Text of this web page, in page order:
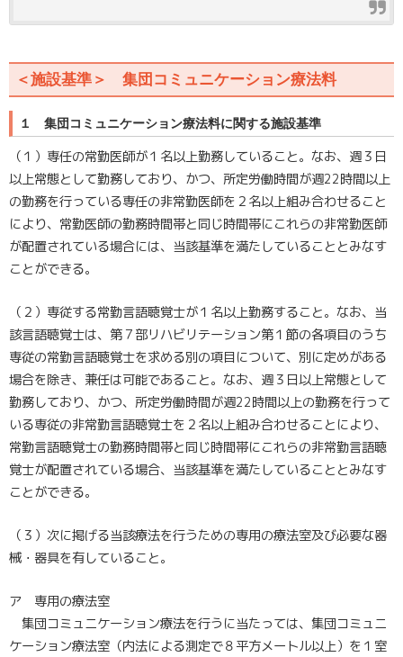
＜施設基準＞ 集団コミュニケーション療法料
１ 集団コミュニケーション療法料に関する施設基準
（１）専任の常勤医師が１名以上勤務していること。なお、週３日
以上常態として勤務しており、かつ、所定労働時間が週22時間以上
の勤務を行っている専任の非常勤医師を２名以上組み合わせること
により、常勤医師の勤務時間帯と同じ時間帯にこれらの非常勤医師
が配置されている場合には、当該基準を満たしていることとみなす
ことができる。
（２）専従する常勤言語聴覚士が１名以上勤務すること。なお、当
該言語聴覚士は、第７部リハビリテーション第１節の各項目のうち
専従の常勤言語聴覚士を求める別の項目について、別に定めがある
場合を除き、兼任は可能であること。なお、週３日以上常態として
勤務しており、かつ、所定労働時間が週22時間以上の勤務を行って
いる専従の非常勤言語聴覚士を２名以上組み合わせることにより、
常勤言語聴覚士の勤務時間帯と同じ時間帯にこれらの非常勤言語聴
覚士が配置されている場合、当該基準を満たしていることとみなす
ことができる。
（３）次に掲げる当該療法を行うための専用の療法室及び必要な器
械・器具を有していること。
ア 専用の療法室
集団コミュニケーション療法を行うに当たっては、集団コミュニ
ケーション療法室（内法による測定で８平方メートル以上）を１室